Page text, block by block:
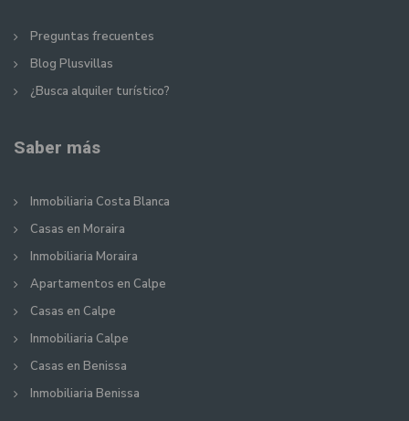
Preguntas frecuentes
Blog Plusvillas
¿Busca alquiler turístico?
Saber más
Inmobiliaria Costa Blanca
Casas en Moraira
Inmobiliaria Moraira
Apartamentos en Calpe
Casas en Calpe
Inmobiliaria Calpe
Casas en Benissa
Inmobiliaria Benissa